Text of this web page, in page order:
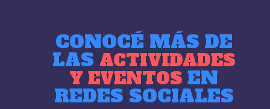
CONOCÉ MÁS DE
LAS ACTIVIDADES
Y EVENTOSEN
REDES SOCIALES